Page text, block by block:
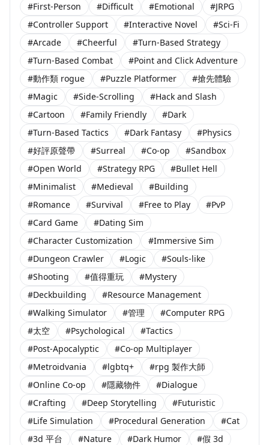
#First-Person
#Difficult #Emotional
#JRPG
#Controller Support
#Interactive Novel
#Sci-Fi
#Arcade
#Cheerful
#Turn-Based Strategy
#Turn-Based Combat
#Point and Click Adventure
#動作類 rogue
#Puzzle Platformer
#搶先體驗
#Magic
#Side-Scrolling
#Hack and Slash
#Cartoon
#Family Friendly
#Dark
#Turn-Based Tactics
#Dark Fantasy
#Physics
#好評原聲帶
#Surreal #Co-op
#Sandbox
#Open World
#Strategy RPG
#Bullet Hell
#Minimalist
#Medieval
#Building
#Romance
#Survival #Free to Play
#PvP
#Card Game
#Dating Sim
#Character Customization
#Immersive Sim
#Dungeon Crawler
#Logic
#Souls-like
#Shooting
#值得重玩
#Mystery
#Deckbuilding
#Resource Management
#Walking Simulator
#管理
#Computer RPG
#太空
#Psychological
#Tactics
#Post-Apocalyptic
#Co-op Multiplayer
#Metroidvania
#lgbtq+
#rpg 製作大師
#Online Co-op
#隱藏物件
#Dialogue
#Crafting
#Deep Storytelling
#Futuristic
#Life Simulation
#Procedural Generation
#Cat
#3d 平台
#Nature #Dark Humor
#假 3d